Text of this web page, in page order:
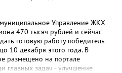
Управление ЖКХ
470 тысяч рублей и сейчас
готовую работу победитель
10 декабря этого года. В
размещено на портале
главных задач - улучшение